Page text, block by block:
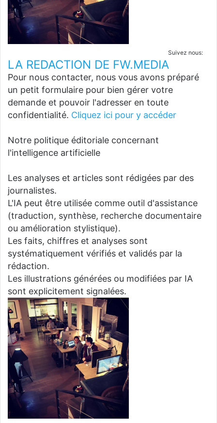
Suivez nous:
LA REDACTION DE FW.MEDIA
Pour nous contacter, nous vous avons préparé
un petit formulaire pour bien gérer votre
demande et pouvoir l'adresser en toute
confidentialité. Cliquez ici pour y accéder
Notre politique éditoriale concernant
l'intelligence artificielle
Les analyses et articles sont rédigées par des
journalistes.
L'IA peut être utilisée comme outil d'assistance
(traduction, synthèse, recherche documentaire
ou amélioration stylistique).
Les faits, chiffres et analyses sont
systématiquement vérifiés et validés par la
rédaction.
Les illustrations générées ou modifiées par IA
sont explicitement signalées.